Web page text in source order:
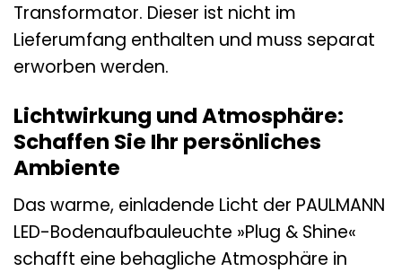
Transformator. Dieser ist nicht im
Lieferumfang enthalten und muss separat
erworben werden.
Lichtwirkung und Atmosphäre:
Schaffen Sie Ihr persönliches
Ambiente
Das warme, einladende Licht der PAULMANN
LED-Bodenaufbauleuchte »Plug & Shine«
schafft eine behagliche Atmosphäre in